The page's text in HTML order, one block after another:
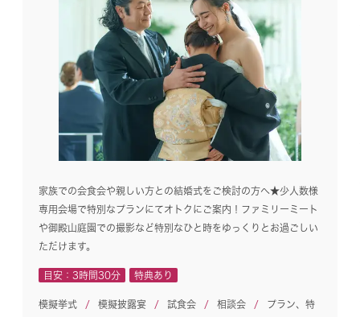
家族での会食会や親しい方との結婚式をご検討の方へ★少人数様
専用会場で特別なプランにてオトクにご案内！ファミリーミート
や御殿山庭園での撮影など特別なひと時をゆっくりとお過ごしい
ただけます。
目安：3時間30分 特典あり
模擬挙式 模擬披露宴 試食会 相談会
プラン、特